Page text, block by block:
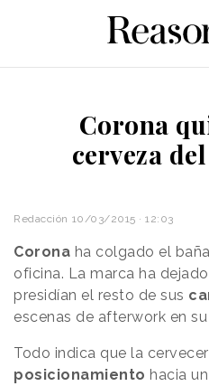
Corona
cerveza
Redacción 10/03/2015 · 12:03
Corona ha colgado el
oficina. La marca ha
presidían el resto de sus
escenas de afterwork en
Todo indica que la
posicionamiento hacia